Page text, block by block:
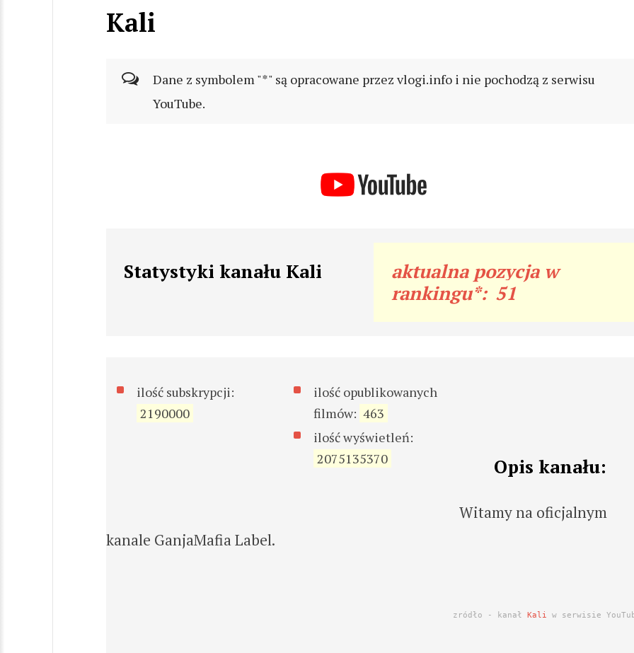
Kali
Dane z symbolem "*" są opracowane przez vlogi.info i nie pochodzą z serwisu
YouTube.
Statystyki kanału Kali
aktualna pozycja w
rankingu*: 51
ilość subskrypcji:
2190000
ilość opublikowanych
filmów: 463
ilość wyświetleń:
2075135370
Opis kanału:
Witamy na oficjalnym
kanale GanjaMafia Label.
zródło - kanałKali w serwisie